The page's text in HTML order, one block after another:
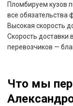
Пломбируем кузов
все обязательства
Высокая скорость
Скорость
перевозчиков —
Что мы